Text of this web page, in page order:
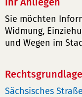
Sie möchten
Widmung,
und Wegen im
Sächsisches